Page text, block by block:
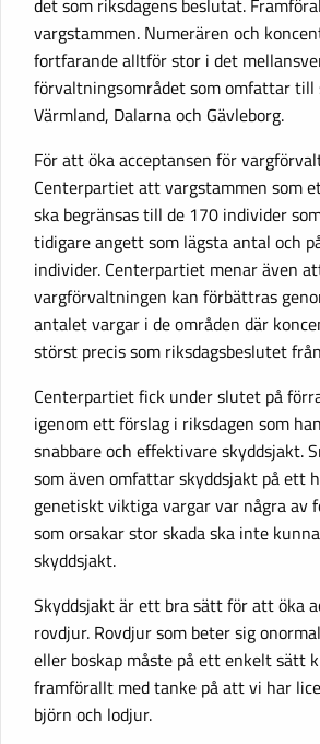
det som riksdagens beslutat.
vargstammen. Numerären och
fortfarande alltför stor i det
förvaltningsområdet som omfattar till
Värmland, Dalarna och Gävleborg.
För att öka acceptansen för
Centerpartiet att vargstammen som
ska begränsas till de 170 individer
tidigare angett som lägsta antal och
individer. Centerpartiet menar även
vargförvaltningen kan förbättras
antalet vargar i de områden där
störst precis som riksdagsbeslutet
Centerpartiet fick under slutet på
igenom ett förslag i riksdagen som
snabbare och effektivare skyddsjakt.
som även omfattar skyddsjakt på ett
genetiskt viktiga vargar var några av
som orsakar stor skada ska inte
skyddsjakt.
Skyddsjakt är ett bra sätt för att öka
rovdjur. Rovdjur som beter sig
eller boskap måste på ett enkelt sätt
framförallt med tanke på att vi har
björn och lodjur.